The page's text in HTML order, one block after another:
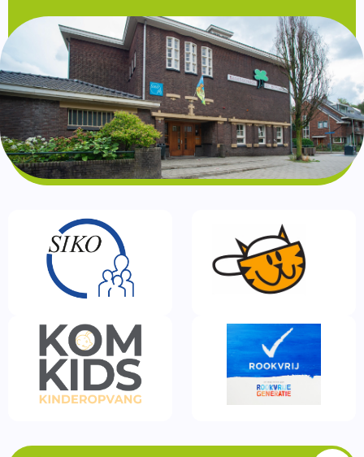
Schoolgids
Gezonde school
Kinderopvang
BSO
Routebeschrijving
Privacy